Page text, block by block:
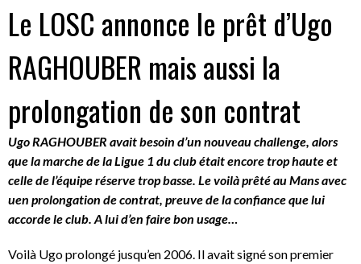
Le LOSC annonce le prêt d’Ugo
RAGHOUBER mais aussi la
prolongation de son contrat
Ugo RAGHOUBER avait besoin d’un nouveau challenge, alors
que la marche de la Ligue 1 du club était encore trop haute et
celle de l’équipe réserve trop basse. Le voilà prêté au Mans avec
uen prolongation de contrat, preuve de la confiance que lui
accorde le club. A lui d’en faire bon usage…
Voilà Ugo prolongé jusqu’en 2006. Il avait signé son premier